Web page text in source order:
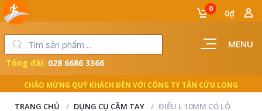
MENU
0 0₫
CHÀO MỪNG QUÝ KHÁCH ĐẾN VỚI CÔNG TY TÂN CỬU LONG
Tổng đài: 028 6686 3366
TRANG CHỦ DỤNG CỤ CẦM TAY ĐIẾU L 10MM CÓ LỖ